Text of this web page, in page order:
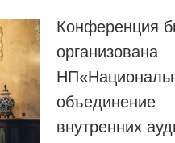
Конференция
организована
объединение
внутренних